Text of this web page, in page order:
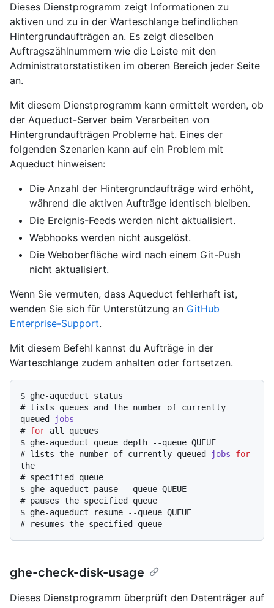
Dieses Dienstprogramm zeigt Informationen zu
aktiven und zu in der Warteschlange befindlichen
Hintergrundaufträgen an. Es zeigt dieselben
Auftragszählnummern wie die Leiste mit den
Administratorstatistiken im oberen Bereich jeder Seite
an.
Mit diesem Dienstprogramm kann ermittelt werden, ob
der Aqueduct-Server beim Verarbeiten von
Hintergrundaufträgen Probleme hat. Eines der
folgenden Szenarien kann auf ein Problem mit
Aqueduct hinweisen:
Die Anzahl der Hintergrundaufträge wird erhöht,
während die aktiven Aufträge identisch bleiben.
Die Ereignis-Feeds werden nicht aktualisiert.
Webhooks werden nicht ausgelöst.
Die Weboberfläche wird nach einem Git-Push
nicht aktualisiert.
Wenn Sie vermuten, dass Aqueduct fehlerhaft ist,
wenden Sie sich für Unterstützung an GitHub
Enterprise-Support.
Mit diesem Befehl kannst du Aufträge in der
Warteschlange zudem anhalten oder fortsetzen.
$ ghe-aqueduct status
# lists queues and the number of currently
queued
jobs
# for all queues
$ ghe-aqueduct queue_depth --queue QUEUE
# lists the number of currently queued jobs
for
the
# specified queue
$ ghe-aqueduct pause --queue QUEUE
# pauses the specified queue
$ ghe-aqueduct resume --queue QUEUE
# resumes the specified queue
ghe-check-disk-usage
Dieses Dienstprogramm überprüft den Datenträger auf